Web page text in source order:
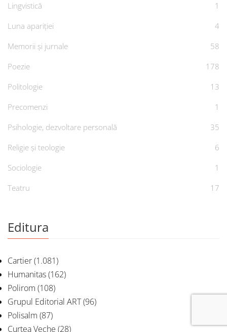
Lingvistică
1
Luna apariției
4
Memorii și jurnale
58
Poezie
178
Politologie
13
Precomenzi
1
Psihologie, dezvoltare personală
35
Religie și teologie
6
Sociologie
1
Teatru
17
Editura
Cartier(1.081)
Humanitas(162)
Polirom (108)
Grupul Editorial ART(96)
Polisalm (87)
Curtea Veche (28)